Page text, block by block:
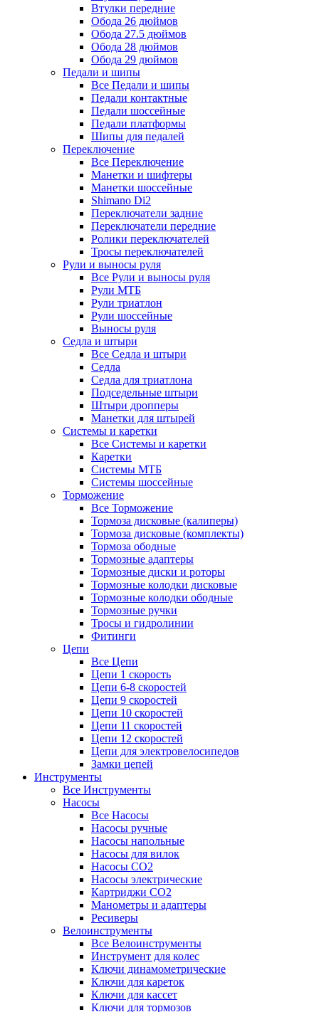
Втулки передние
Обода 26 дюймов
Обода 27.5 дюймов
Обода 28 дюймов
Обода 29 дюймов
Педали и шипы
Все Педали и шипы
Педали контактные
Педали шоссейные
Педали платформы
Шипы для педалей
Переключение
Все Переключение
Манетки и шифтеры
Манетки шоссейные
Shimano Di2
Переключатели задние
Переключатели передние
Ролики переключателей
Тросы переключателей
Рули и выносы руля
Все Рули и выносы руля
Рули МТБ
Рули триатлон
Рули шоссейные
Выносы руля
Седла и штыри
Все Седла и штыри
Седла
Седла для триатлона
Подседельные штыри
Штыри дропперы
Манетки для штырей
Системы и каретки
Все Системы и каретки
Каретки
Системы МТБ
Системы шоссейные
Торможение
Все Торможение
Тормоза дисковые (калиперы)
Тормоза дисковые (комплекты)
Тормоза ободные
Тормозные адаптеры
Тормозные диски и роторы
Тормозные колодки дисковые
Тормозные колодки ободные
Тормозные ручки
Тросы и гидролинии
Фитинги
Цепи
Все Цепи
Цепи 1 скорость
Цепи 6-8 скоростей
Цепи 9 скоростей
Цепи 10 скоростей
Цепи 11 скоростей
Цепи 12 скоростей
Цепи для электровелосипедов
Замки цепей
Инструменты
Все Инструменты
Насосы
Все Насосы
Насосы ручные
Насосы напольные
Насосы для вилок
Насосы CO2
Насосы электрические
Картриджи CO2
Манометры и адаптеры
Ресиверы
Велоинструменты
Все Велоинструменты
Инструмент для колес
Ключи динамометрические
Ключи для кареток
Ключи для кассет
Ключи для тормозов